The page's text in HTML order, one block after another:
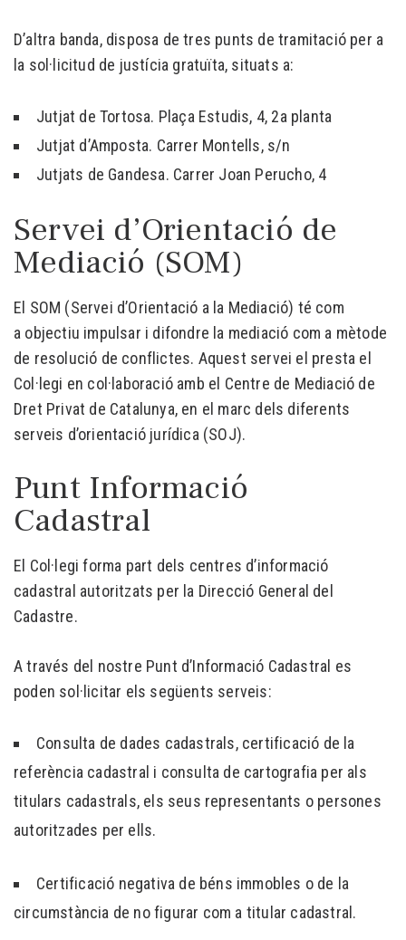
D’altra banda, disposa de tres punts de tramitació per a
la sol·licitud de justícia gratuïta, situats a:
Jutjat de Tortosa. Plaça Estudis, 4, 2a planta
Jutjat d’Amposta. Carrer Montells, s/n
Jutjats de Gandesa. Carrer Joan Perucho, 4
Servei d’Orientació de
Mediació (SOM)
El SOM (Servei d’Orientació a la Mediació) té com
a objectiu impulsar i difondre la mediació com a mètode
de resolució de conflictes. Aquest servei el presta el
Col·legi en col·laboració amb el Centre de Mediació de
Dret Privat de Catalunya, en el marc dels diferents
serveis d’orientació jurídica (SOJ).
Punt Informació
Cadastral
El Col·legi forma part dels centres d’informació
cadastral autoritzats per la Direcció General del
Cadastre.
A través del nostre Punt d’Informació Cadastral es
poden sol·licitar els següents serveis:
Consulta de dades cadastrals, certificació de la
referència cadastral i consulta de cartografia per als
titulars cadastrals, els seus representants o persones
autoritzades per ells.
Certificació negativa de béns immobles o de la
circumstància de no figurar com a titular cadastral.